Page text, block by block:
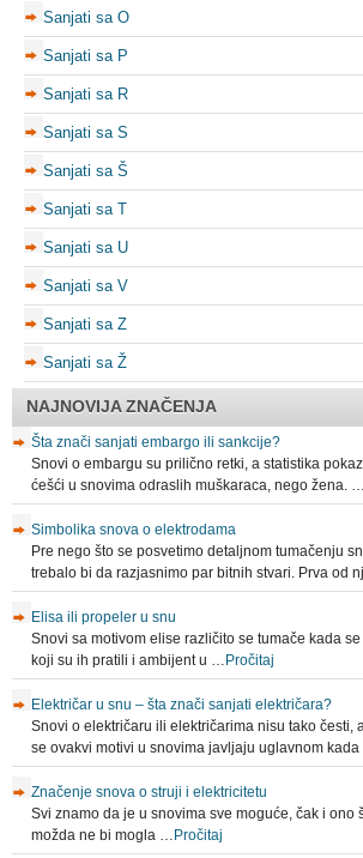
Sanjati sa O
Sanjati sa P
Sanjati sa R
Sanjati sa S
Sanjati sa Š
Sanjati sa T
Sanjati sa U
Sanjati sa V
Sanjati sa Z
Sanjati sa Ž
NAJNOVIJA ZNAČENJA
Šta znači sanjati embargo ili sankcije?
Snovi o embargu su prilično retki, a statistika
ćešći u snovima odraslih muškaraca, nego žena. …
Simbolika snova o elektrodama
Pre nego što se posvetimo detaljnom tumačenju
trebalo bi da razjasnimo par bitnih stvari. Prva od
Elisa ili propeler u snu
Snovi sa motivom elise različito se tumače kada
koji su ih pratili i ambijent u … Pročitaj
Električar u snu – šta znači sanjati električara?
Snovi o električaru ili električarima nisu tako česti,
se ovakvi motivi u snovima javljaju uglavnom
Značenje snova o struji i elektricitetu
Svi znamo da je u snovima sve moguće, čak i ono
možda ne bi mogla … Pročitaj